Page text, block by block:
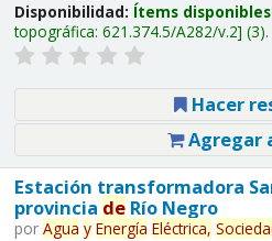
Disponibilidad: Ítems
topográfica: 621.374.5/A282/v.2 (3).
Hacer
Agregar
Estación transformadora
provincia deRío Negro
por Agua y Energía Eléctrica,